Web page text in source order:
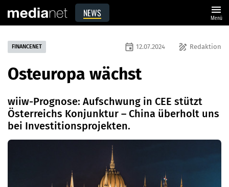
NEWS menu
Menü
FINANCENET draw Redaktion
event 12.07.2024
Osteuropa wächst
wiiw-Prognose: Aufschwung in CEE stützt
Österreichs Konjunktur – China überholt uns
bei Investitionsprojekten.